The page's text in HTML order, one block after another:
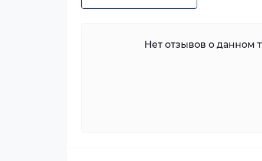
Нет отзывов о данном